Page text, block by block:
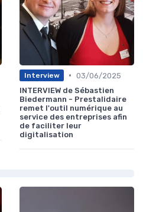
Interview • 03/06/2025
INTERVIEW de Sébastien
Biedermann - Prestalidaire
remet l'outil numérique au
service des entreprises afin
de faciliter leur
digitalisation